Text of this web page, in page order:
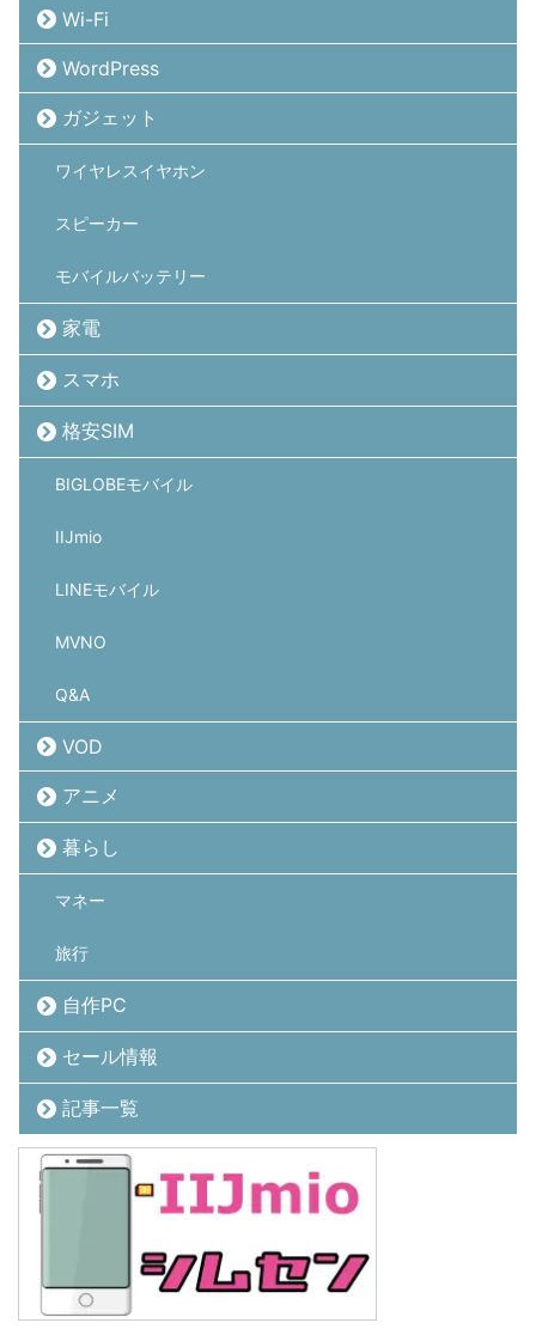
Wi-Fi
WordPress
ガジェット
ワイヤレスイヤホン
スピーカー
モバイルバッテリー
家電
スマホ
格安SIM
BIGLOBEモバイル
IIJmio
LINEモバイル
MVNO
Q&A
VOD
アニメ
暮らし
マネー
旅行
自作PC
セール情報
記事一覧